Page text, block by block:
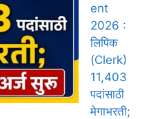
ent
2026 :
लिपिक
(Clerk)
11,403
पदांसाठी
मेगाभरती;